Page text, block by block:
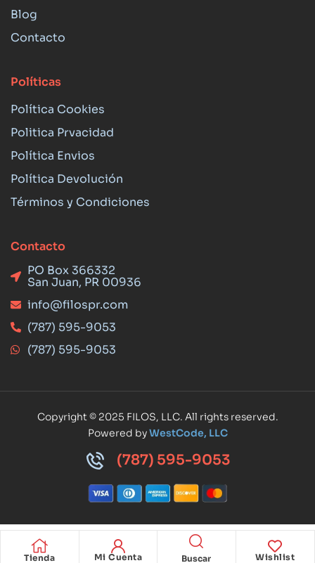
Tienda Mi Cuenta Wishlist
Blog
Contacto
Políticas
Política Cookies
Politica Prvacidad
Política Envios
Política Devolución
Términos y Condiciones
Contacto
PO Box 366332
San Juan, PR 00936
info@filospr.com
(787) 595-9053
(787) 595-9053
Copyright © 2025 FILOS, LLC. All rights reserved.
Powered byWestCode, LLC
(787) 595-9053